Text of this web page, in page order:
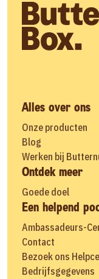
Alles over ons
Onze producten
Blog
Werken bij
Ontdek meer
Goede doel
Een helpend
Ambassadeurs-
Contact
Bezoek ons
Bedrijfsgegevens